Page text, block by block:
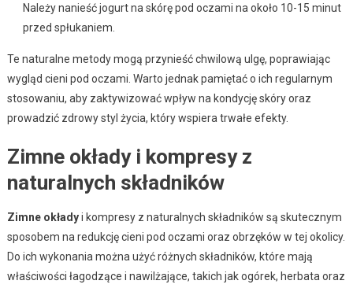
Należy nanieść jogurt na skórę pod oczami na około 10-15 minut
przed spłukaniem.
Te naturalne metody mogą przynieść chwilową ulgę, poprawiając
wygląd cieni pod oczami. Warto jednak pamiętać o ich regularnym
stosowaniu, aby zaktywizować wpływ na kondycję skóry oraz
prowadzić zdrowy styl życia, który wspiera trwałe efekty.
Zimne okłady i kompresy z
naturalnych składników
Zimne okładyi kompresy z naturalnych składników są skutecznym
sposobem na redukcję cieni pod oczami oraz obrzęków w tej okolicy.
Do ich wykonania można użyć różnych składników, które mają
właściwości łagodzące i nawilżające, takich jak ogórek, herbata oraz